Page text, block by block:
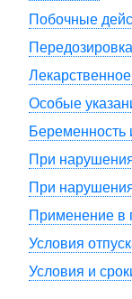
Побочные
Передозировка
Особые
Беременность
При
При
Применение в
Условия
Условия и